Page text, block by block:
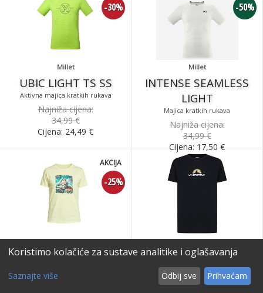
Millet
UBIC LIGHT TS SS
Aktivna majica kratkih rukava
-30%
Najniža cijena:
34,99 €
Cijena: 24,49 €
Millet
INTENSE SEAMLESS
LIGHT
Majica kratkih rukava
-50%
Najniža cijena:
34,99 €
Cijena:17,50€
Trangoworld
WARNICK
-25%
AKCIJA
La Sportiva
BRAND TEE
Muška majica kratkih rukava
Cijena:29,99€
Koristimo kolačiće za sustave analitike i oglašavanja
Saznajte više Odbij sve Prihvaćam